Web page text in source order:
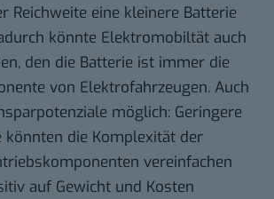
Reichweite eine kleinere Batterie
könnte Elektromobiltät auch
den die Batterie ist immer die
von Elektrofahrzeugen. Auch
möglich: Geringere
könnten die Komplexität der
vereinfachen
auf Gewicht und Kosten